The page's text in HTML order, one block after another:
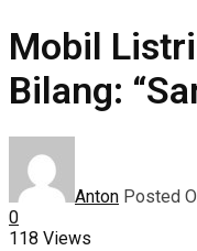
Mobil
Bilang:
Anton Posted
0
118 Views